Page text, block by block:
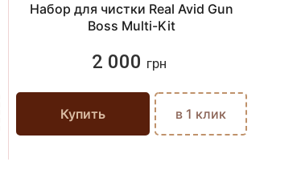
Набор для чистки Real Avid Gun
Boss Multi-Kit
2 000 грн
Купить в 1 клик